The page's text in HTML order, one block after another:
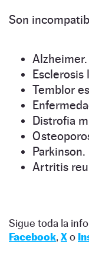
Son
Alzheimer.
Temblor
Distrofia
Parkinson.
Artritis
Sigue toda la
Facebook, Xo